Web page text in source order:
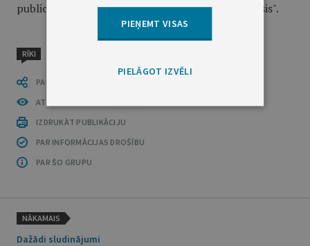
publicēšanas oficiālajā izdevumā "Latvijas Vēstnesis".
RĪKI
PASTĀSTI CITIEM
ATVĒRT PUBLIKĀCIJU (PDF)
IZDRUKĀT PUBLIKĀCIJU
PAR INFORMĀCIJAS DROŠĪBU
PAR ŠO GRUPU
NĀKAMAIS
Dažādi sludinājumi
PIEŅEMT VISAS
PIELĀGOT IZVĒLI